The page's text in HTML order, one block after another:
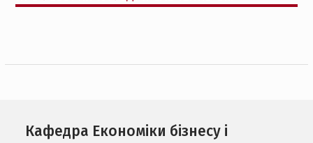
Кафедра Економіки бізнесу і